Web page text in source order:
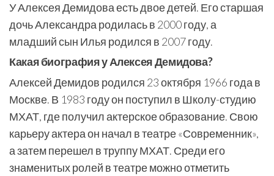
У Алексея Демидова есть двое детей. Его старшая
дочь Александра родилась в 2000 году, а
младший сын Илья родился в 2007 году.
Какая биография у Алексея Демидова?
Алексей Демидов родился 23 октября 1966 года в
Москве. В 1983 году он поступил в Школу-студию
МХАТ, где получил актерское образование. Свою
карьеру актера он начал в театре «Современник»,
а затем перешел в труппу МХАТ. Среди его
знаменитых ролей в театре можно отметить